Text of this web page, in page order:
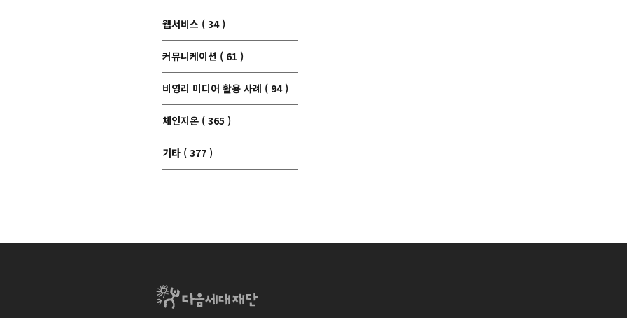
웹서비스 ( 34 )
커뮤니케이션 ( 61 )
비영리 미디어 활용 사례 ( 94 )
체인지온 ( 365 )
기타 ( 377 )